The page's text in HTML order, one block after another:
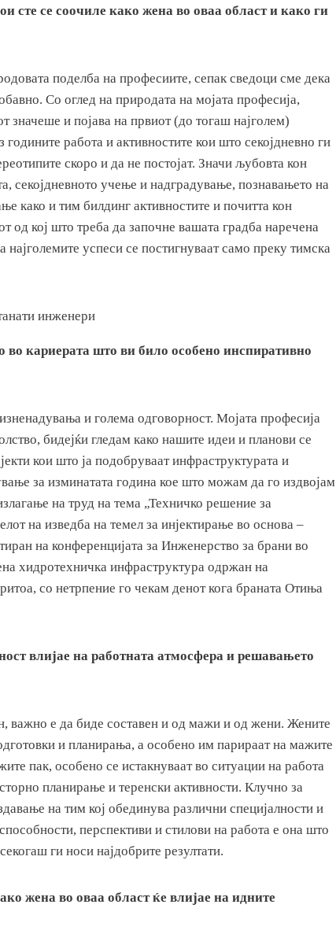
сте се соочиле како жена во оваа област и како ги
поделба на професиите, сепак сведоци сме дека
Со оглед на природата на мојата професија,
значеше и појава на првиот (до тогаш најголем)
работа и активностите кои што секојдневно ги
скоро и да не постојат. Значи љубовта кон
секојдневното учење и надградување, познавањето на
како и тим билдинг активностите и почитта кон
од кој што треба да започне вашата градба наречена
успеси се постигнуваат само преку тимска
кариерата што ви било особено инспиративно
и голема одговорност. Мојата професија
бидејќи гледам како нашите идеи и планови се
кои што ја подобруваат инфраструктурата и
за изминатата година кое што можам да го издвојам
на труд на тема „Техничко решение за
на изведба на темел за инјектирање во основа –
на конференцијата за Инженерство за брани во
хидротехничка инфраструктура одржан на
со нетрпение го чекам денот кога браната Отиња
влијае на работната атмосфера и решавањето
важно е да биде составен и од мажи и од жени. Жените
и планирања, а особено им парираат на мажите
пак, особено се истакнуваат во ситуации на работа
планирање и теренски активности. Клучно за
на тим кој обединува различни специјалности и
перспективи и стилови на работа е она што
ги носи најдобрите резултати.
жена во оваа област ќе влијае на идните